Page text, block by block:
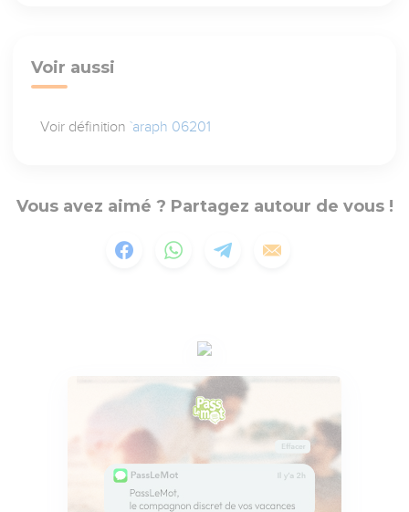
Voir aussi
Voir définition`araph 06201
Vous avez aimé ? Partagez autour de vous !